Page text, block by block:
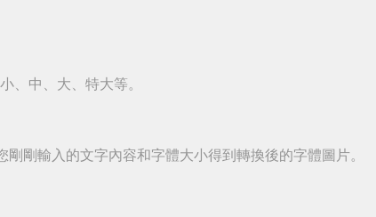
、中、大、特大等。
剛輸入的文字內容和字體大小得到轉換後的字體圖片。